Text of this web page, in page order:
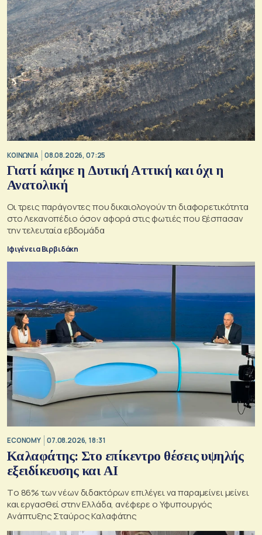
ΚΟΙΝΩΝΙΑ 08.08.2026, 07:25
Γιατί κάηκε η Δυτική Αττική και όχι η
Ανατολική
Oι τρεις παράγοντες που δικαιολογούν τη διαφορετικότητα
στο Λεκανοπέδιο όσον αφορά στις φωτιές που ξέσπασαν
την τελευταία εβδομάδα
Ιφιγένεια Βιρβιδάκη
ECONOMY 07.08.2026, 18:31
Καλαφάτης: Στο επίκεντρο θέσεις υψηλής
εξειδίκευσης και AI
Tο 86% των νέων διδακτόρων επιλέγει να παραμείνει μείνει
και εργασθεί στην Ελλάδα, ανέφερε ο Υφυπουργός
Ανάπτυξης Σταύρος Καλαφάτης